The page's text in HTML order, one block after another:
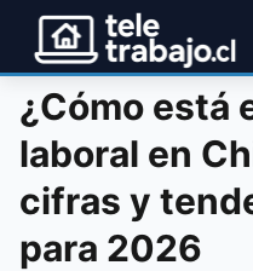
¿Cómo está
laboral en
cifras y
para 2026